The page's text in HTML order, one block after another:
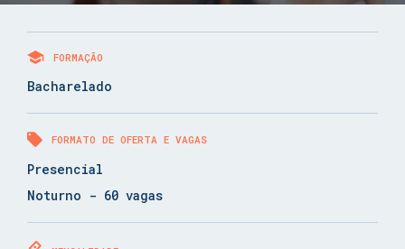
FORMAÇÃO
Bacharelado
FORMATO DE OFERTA E VAGAS
Presencial
Noturno - 60 vagas